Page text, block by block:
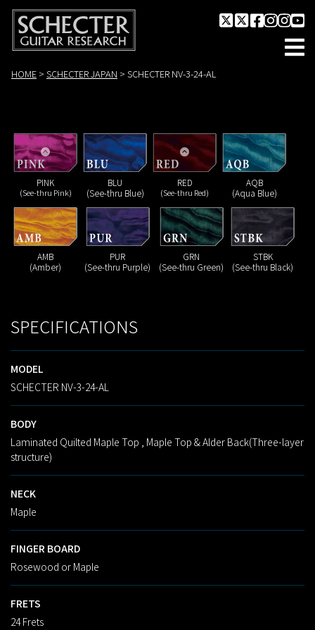
HOME > SCHECTER JAPAN > SCHECTER NV-3-24-AL
PINK
(See-thru Pink)
BLU
(See-thru Blue)
RED
(See-thru Red)
AQB
(Aqua Blue)
AMB
(Amber)
PUR
(See-thru Purple)
GRN
(See-thru Green)
STBK
(See-thru Black)
SPECIFICATIONS
MODEL
SCHECTER NV-3-24-AL
BODY
Laminated Quilted Maple Top , Maple Top & Alder Back(Three-layer
structure)
NECK
Maple
FINGER BOARD
Rosewood or Maple
FRETS
24 Frets